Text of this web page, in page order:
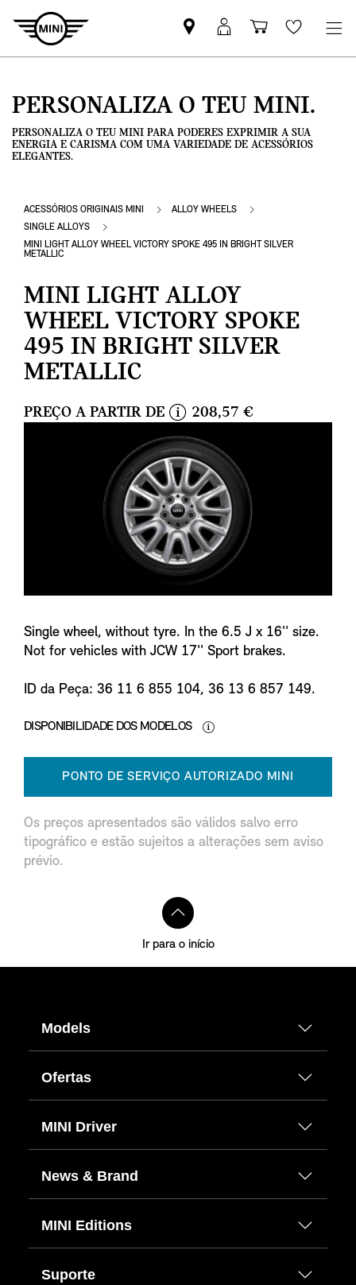
Pesquisar
parceiro
Iniciar
sessão
Carrinho
de
Wishlist
PERSONALIZA O TEU MINI.
PERSONALIZA O TEU MINI PARA PODERES EXPRIMIR A SUA
ENERGIA E CARISMA COM UMA VARIEDADE DE ACESSÓRIOS
ELEGANTES.
ACESSÓRIOS ORIGINAIS MINI
ALLOY WHEELS
SINGLE ALLOYS
MINI LIGHT ALLOY WHEEL VICTORY SPOKE 495 IN BRIGHT SILVER
METALLIC
MINI LIGHT ALLOY
WHEEL VICTORY SPOKE
495 IN BRIGHT SILVER
METALLIC
PREÇO A PARTIR DE
n
f
o
208,57 €
Single wheel, without tyre. In the 6.5 J x 16'' size.
Not for vehicles with JCW 17'' Sport brakes.
ID da Peça: 36 11 6 855 104, 36 13 6 857 149.
DISPONIBILIDADE DOS MODELOS
PONTO DE SERVIÇO AUTORIZADO MINI
Os preços apresentados são válidos salvo erro
tipográfico e estão sujeitos a alterações sem aviso
prévio.
Ir para o início
Models
Ofertas
MINI Driver
News & Brand
MINI Editions
Suporte